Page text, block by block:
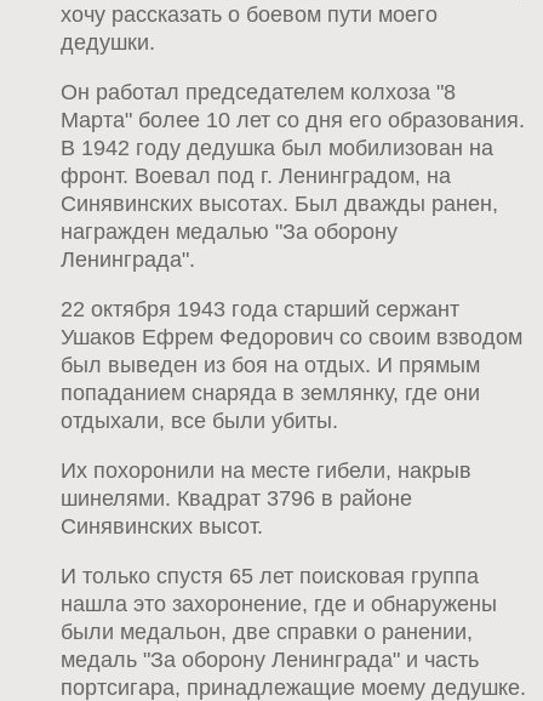
хочу рассказать о боевом пути моего
дедушки.
Он работал председателем колхоза "8
Марта" более 10 лет со дня его образования.
В 1942 году дедушка был мобилизован на
фронт. Воевал под г. Ленинградом, на
Синявинских высотах. Был дважды ранен,
награжден медалью "За оборону
Ленинграда".
22 октября 1943 года старший сержант
Ушаков Ефрем Федорович со своим взводом
был выведен из боя на отдых. И прямым
попаданием снаряда в землянку, где они
отдыхали, все были убиты.
Их похоронили на месте гибели, накрыв
шинелями. Квадрат 3796 в районе
Синявинских высот.
И только спустя 65 лет поисковая группа
нашла это захоронение, где и обнаружены
были медальон, две справки о ранении,
медаль "За оборону Ленинграда" и часть
портсигара, принадлежащие моему дедушке.